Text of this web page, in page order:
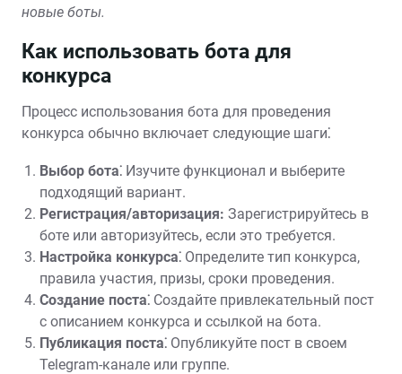
новые боты.
Как использовать бота для
конкурса
Процесс использования бота для проведения
конкурса обычно включает следующие шаги⁚
Выбор бота⁚ Изучите функционал и выберите
подходящий вариант.
Регистрация/авторизация: Зарегистрируйтесь в
боте или авторизуйтесь, если это требуется.
Настройка конкурса⁚ Определите тип конкурса,
правила участия, призы, сроки проведения.
Создание поста⁚ Создайте привлекательный пост
с описанием конкурса и ссылкой на бота.
Публикация поста⁚ Опубликуйте пост в своем
Telegram-канале или группе.